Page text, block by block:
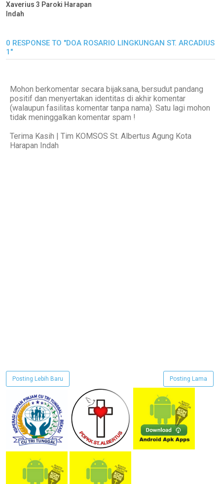
Xaverius 3 Paroki Harapan
Indah
0 RESPONSE TO "DOA ROSARIO LINGKUNGAN ST. ARCADIUS
1"
Mohon berkomentar secara bijaksana, bersudut pandang
positif dan menyertakan identitas di akhir komentar
(walaupun fasilitas komentar tanpa nama). Satu lagi mohon
tidak meninggalkan komentar spam !
Terima Kasih | Tim KOMSOS St. Albertus Agung Kota
Harapan Indah
Posting Lebih Baru Posting Lama